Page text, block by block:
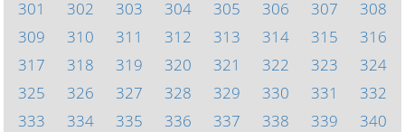
301
302 303 304 305 306 307
308
309
310 311 312 313 314 315
316
317
318 319 320 321 322 323
324
325
326 327 328 329 330 331
332
333
334 335 336 337 338 339
340